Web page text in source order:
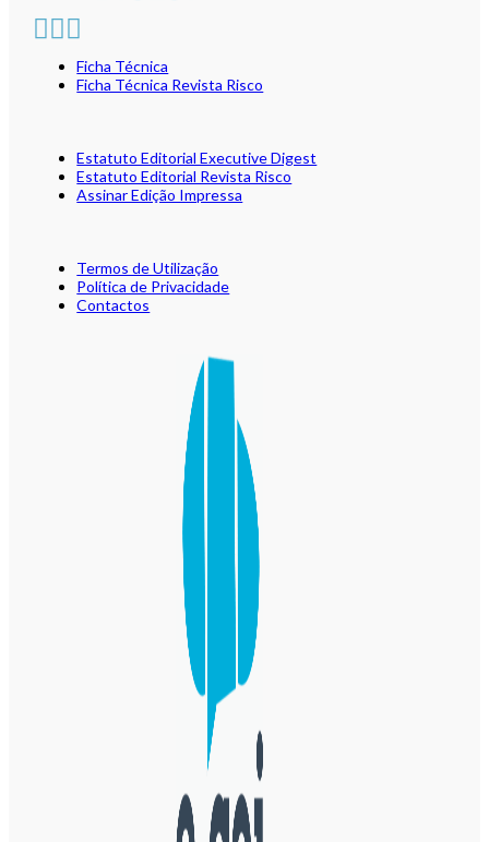
Ficha Técnica
Ficha Técnica Revista Risco
Estatuto Editorial Executive Digest
Estatuto Editorial Revista Risco
Assinar Edição Impressa
Termos de Utilização
Política de Privacidade
Contactos